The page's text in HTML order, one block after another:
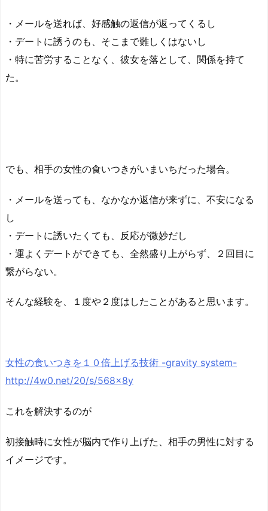
・メールを送れば、好感触の返信が返ってくるし
・デートに誘うのも、そこまで難しくはないし
・特に苦労することなく、彼女を落として、関係を持て
た。
でも、相手の女性の食いつきがいまいちだった場合。
・メールを送っても、なかなか返信が来ずに、不安になる
し
・デートに誘いたくても、反応が微妙だし
・運よくデートができても、全然盛り上がらず、２回目に
繋がらない。
そんな経験を、１度や２度はしたことがあると思います。
女性の食いつきを１０倍上げる技術 -gravity system-
http://4w0.net/20/s/568x8y
これを解決するのが
初接触時に女性が脳内で作り上げた、相手の男性に対する
イメージです。